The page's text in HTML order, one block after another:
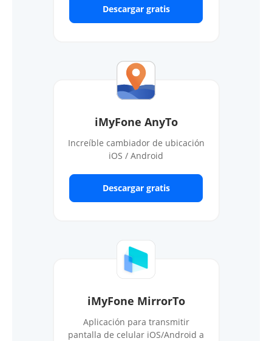
Descargar gratis
iMyFone AnyTo
Increíble cambiador de ubicación
iOS / Android
Descargar gratis
iMyFone MirrorTo
Aplicación para transmitir
pantalla de celular iOS/Android a